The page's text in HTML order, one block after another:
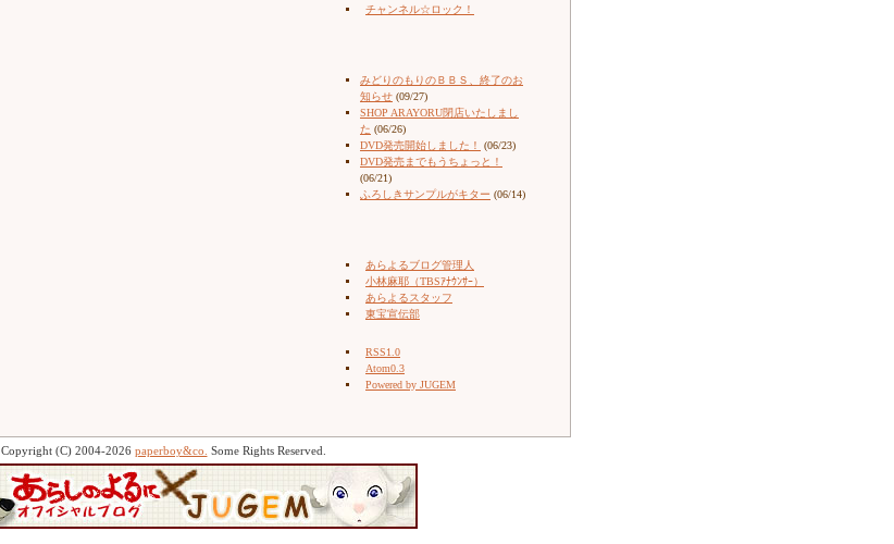
チャンネル☆ロック！
みどりのもりのＢＢＳ、終了のお
知らせ (09/27)
SHOP ARAYORU閉店いたしまし
た (06/26)
DVD発売開始しました！
(06/23)
DVD発売までもうちょっと！
(06/21)
ふろしきサンプルがキター (06/14)
あらよるブログ管理人
小林麻耶（TBSｱﾅｳﾝｻｰ）
あらよるスタッフ
東宝宣伝部
RSS1.0
Atom0.3
Powered by JUGEM
Copyright (C) 2004-2026 paperboy&co. Some Rights Reserved.